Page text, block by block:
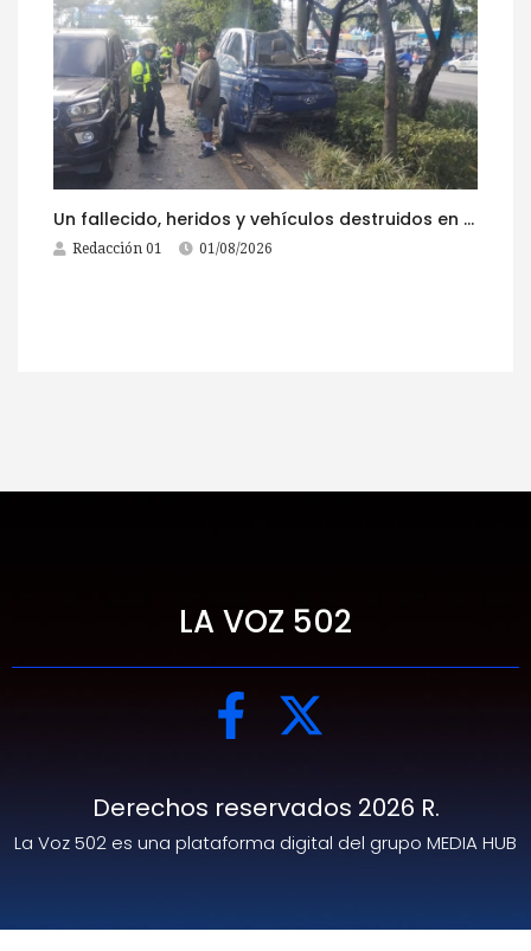
Un fallecido, heridos y vehículos destruidos en accidentes registrados este 1 de agosto
Redacción 01 01/08/2026
LA VOZ 502
Derechos reservados 2026 R.
La Voz 502 es una plataforma digital del grupo MEDIA HUB